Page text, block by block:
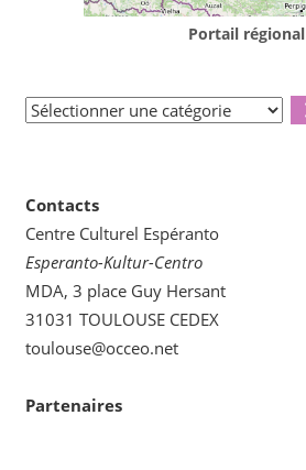
Portail régional
Sélectionner
Contacts
Centre Culturel Espéranto
Esperanto-Kultur-Centro
MDA, 3 place Guy Hersant
31031 TOULOUSE CEDEX
toulouse@occeo.net
Partenaires